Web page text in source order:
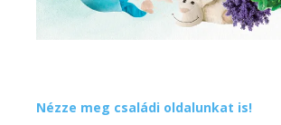
Nézze meg családi oldalunkat is!